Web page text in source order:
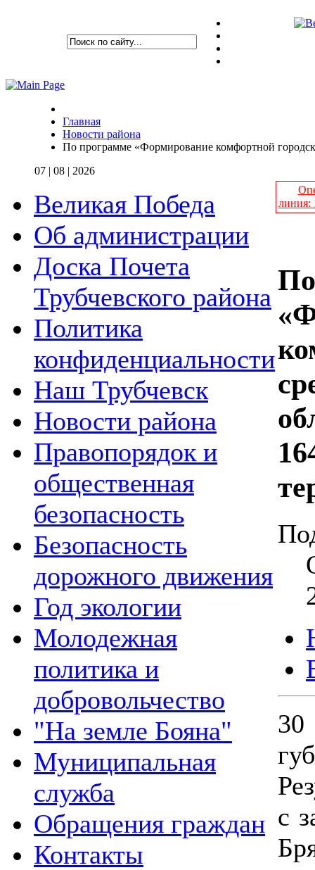
Главная
Новости района
По программе «Формирование комфортной
07 | 08 | 2026
Великая Победа
Об администрации
Доска Почета
Трубчевского района
Политика
конфиденциальности
Наш Трубчевск
Новости района
Правопорядок и
общественная
безопасность
Безопасность
дорожного движения
Год экологии
Молодежная
политика и
добровольчество
"На земле Бояна"
Муниципальная
служба
Обращения граждан
Контакты
линия:
с